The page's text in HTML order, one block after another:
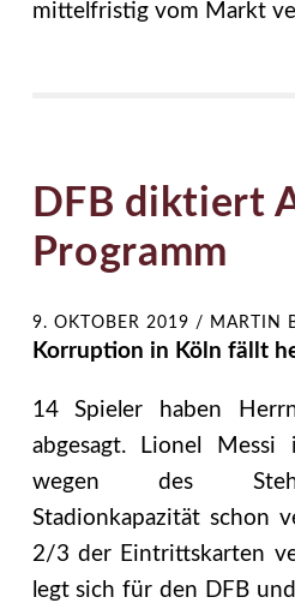
mittelfristig vom Markt
DFB diktiert
Programm
9. OKTOBER 2019 / MARTIN
Korruption in Köln fällt
14 Spieler haben
abgesagt. Lionel Messi
wegen des
Stadionkapazität schon
2/3 der Eintrittskarten
legt sich für den DFB